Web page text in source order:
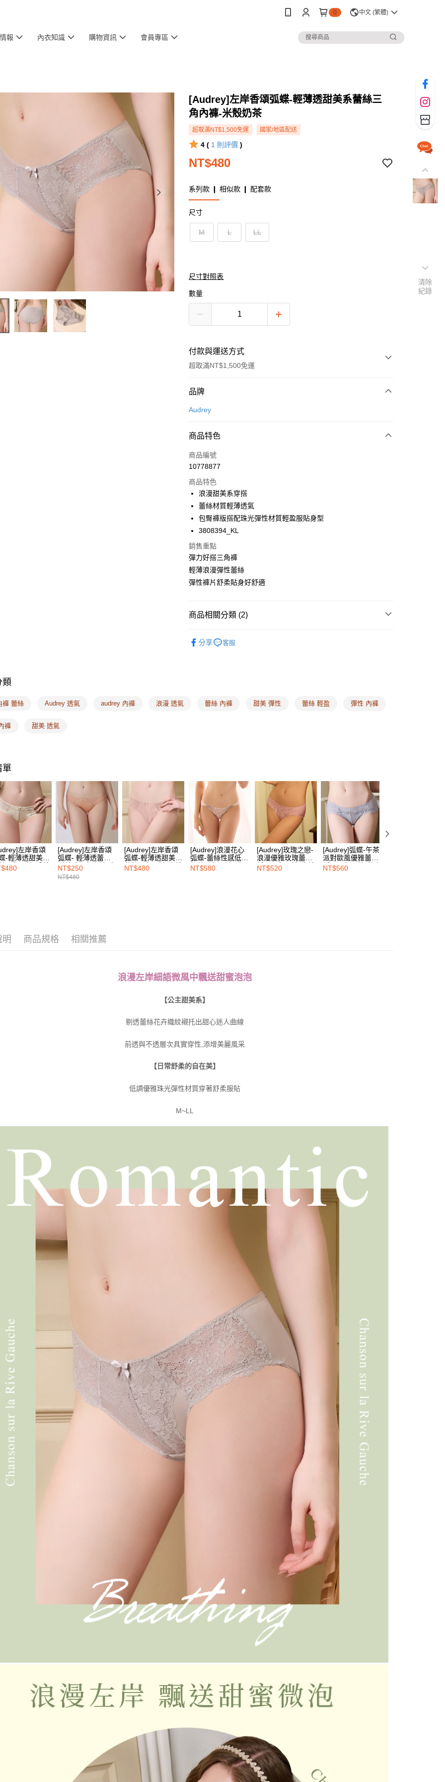
0 中文 (繁體)
報 內衣知識 購物資訊 會員專區
[Audrey]左岸香頌弧蝶-輕薄透甜美系蕾絲三
角內褲-米殼奶茶
超取滿NT$1,500免運 國家/地區配送
4 ( 1 則評價 )
NT$480
系列款 ❙ 相似款 ❙ 配套款
尺寸
M L LL
尺寸對照表
數量
付款與運送方式
超取滿NT$1,500免運
付款方式
信用卡一次付款
Apple Pay
悠遊付
Google Pay
全支付
AFTEE先享後付
相關說明
【關於「AFTEE先享後付」】
AFTEE先享後付是「在收到商品之後才付款」的支付方式。 讓您購物簡單
２．便利：只要手機號碼，簡訊認證，即可結帳。
【「AFTEE先享後付」結帳流程】
絡購買商品的店家。未經商家同意取消之訂單仍視為有效，需透過AFTEE
求債權轉讓予恩沛科技股份有限公司。
２．關於個人資料處理事宜，請瀏覽以下網址：
https://aftee.tw/terms/#terms3
３．未成年的使用者請事先徵得法定代理人或監護人之同意方可使用
「AFTEE先享後付」，若未經同意申辦者引起之損失，本公司不負相關責
任。
４．使用「AFTEE先享後付」時，將依據個別帳號之用戶狀況，依本公司
即時審查核予不同之上限額度；若仍有額度不足之情形，本公司將視審查
結果請求用戶進行身份認證。
５．嚴禁一人註冊多個帳號或使用他人資訊註冊。若發現惡意使用之情
形，恩沛科技股份有限公司將有權停止該用戶之使用額度並採取法律行
ATM付款
運送方式
每筆NT$100，滿NT$1,500(含以上)免運費
7-11取付
EASY SHOP門市速取
免運費
海外配送 查看運費
品牌
Audrey
商品特色
商品編號
10778877
商品特色
浪漫甜美系穿搭
蕾絲材質輕薄透氣
包臀褲版搭配珠光彈性材質輕盈服貼身型
3808394_KL
銷售重點
彈力好搭三角褲
輕薄浪漫彈性蕾絲
彈性褲片舒柔貼身好舒適
商品相關分類 (2)
分享 客服
類
褲 蕾絲 Audrey 透氣 audrey 內褲 浪漫 透氣 蕾絲 內褲 甜美 彈性 蕾絲 輕盈 彈性 內褲
褲 甜美 透氣
單
左岸香頌
-輕薄透甜美系
三角內褲-香草
[Audrey]左岸香頌
弧蝶- 輕薄透蕾絲
甜美系三角內褲-蜜
藕粉
NT$250
NT$480
[Audrey]左岸香頌
弧蝶-輕薄透甜美系
蕾絲三角內褲-蜜桃
甜粉
NT$480
[Audrey]浪漫花心
弧蝶-蕾絲性感低腰
細帶三角內褲-甜心
NT$580
[Audrey]玫瑰之戀-
浪漫優雅玫瑰蕾絲
低腰三角內褲-蜜糖
NT$520
[Audrey]弧蝶-午茶
派對歐風優雅蕾絲
低腰三角內褲-薰衣
NT$560
明 商品規格 相關推薦
浪漫左岸細語微風中飄送甜蜜泡泡
【公主甜美系】
剔透蕾絲花卉織紋襯托出甜心迷人曲線
前透與不透層次具實穿性,添增美麗風采
【日常舒柔的自在美】
低調優雅珠光彈性材質穿著舒柔服貼
M~LL
清除
紀錄